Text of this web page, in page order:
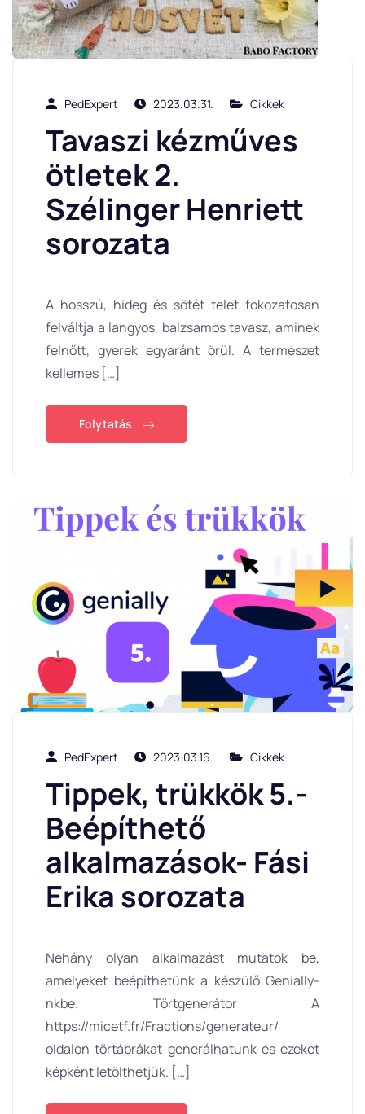
PedExpert 2023.03.31. Cikkek
Tavaszi kézműves
ötletek 2.
Szélinger Henriett
sorozata
A hosszú, hideg és sötét telet fokozatosan
felváltja a langyos, balzsamos tavasz, aminek
felnőtt, gyerek egyaránt örül. A természet
kellemes […]
Folytatás
PedExpert 2023.03.16. Cikkek
Tippek, trükkök 5.-
Beépíthető
alkalmazások- Fási
Erika sorozata
Néhány olyan alkalmazást mutatok be,
amelyeket beépíthetünk a készülő Genially-
nkbe. Törtgenerátor A
https://micetf.fr/Fractions/generateur/
oldalon törtábrákat generálhatunk és ezeket
képként letölthetjük. […]